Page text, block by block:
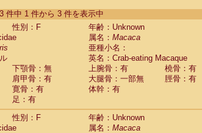
labiatus(0)
Saguinus leucopus (0)
midas
mystax
nigricollis (1)
Saguinus oedipus
Saguinus weddelli
Saguinusspp.
Aotus trivirgatus
Cebus albifrons
apella
件中 1 件から 3 件を表示中
性別：F
年齢：Unknown
属名： Macaca
亜種小名：
英名：Crab-eating Macaque
下顎骨：無 上腕骨：有
橈骨：有
肩甲骨：有 大腿骨：一部無
脛骨：有
寛骨：有
体幹：有
足：有
性別：F
年齢：Unknown
属名： Macaca